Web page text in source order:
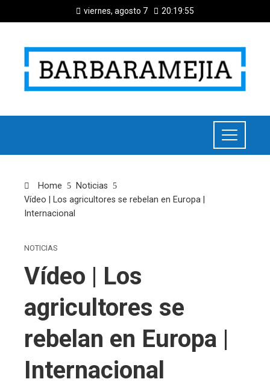
viernes, agosto 7 20:19:55
Home
Noticias
Vídeo | Los agricultores se rebelan en Europa |
Internacional
NOTICIAS
Vídeo | Los
agricultores se
rebelan en Europa |
Internacional